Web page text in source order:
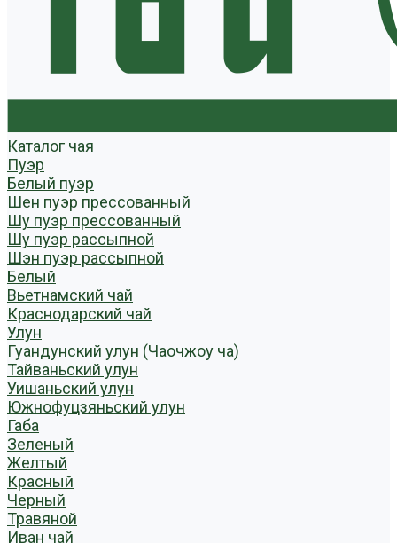
Каталог чая
Пуэр
Белый пуэр
Шен пуэр прессованный
Шу пуэр прессованный
Шу пуэр рассыпной
Шэн пуэр рассыпной
Белый
Вьетнамский чай
Краснодарский чай
Улун
Гуандунский улун (Чаочжоу ча)
Тайваньский улун
Уишаньский улун
Южнофуцзяньский улун
Габа
Зеленый
Желтый
Красный
Черный
Травяной
Иван чай